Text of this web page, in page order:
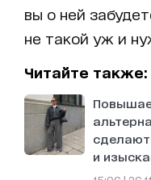
вы о ней
не такой уж и
Читайте также:
и